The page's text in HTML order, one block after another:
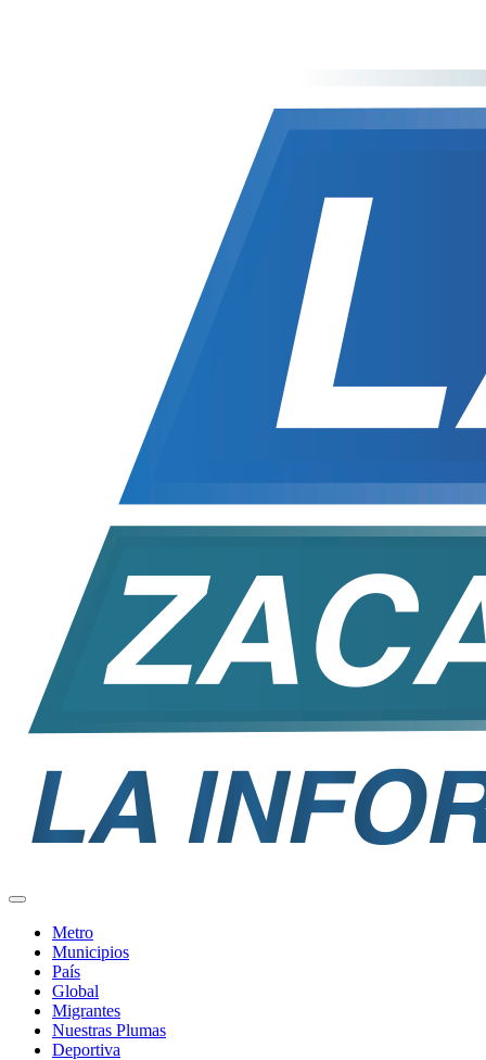
Metro
Municipios
País
Global
Migrantes
Nuestras Plumas
Deportiva